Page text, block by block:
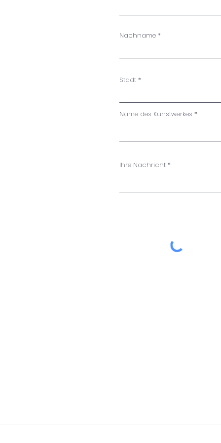
Nachname
Stadt
Name des Kunstwerkes
Ihre Nachricht